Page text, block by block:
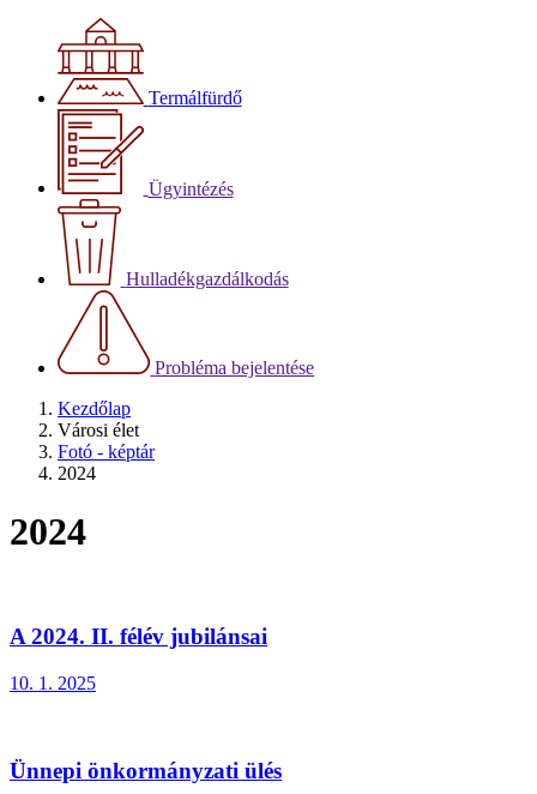
Termálfürdő
Ügyintézés
Hulladékgazdálkodás
Probléma bejelentése
Kezdőlap
Városi élet
Fotó - képtár
2024
2024
A 2024. II. félév jubilánsai
10. 1. 2025
Ünnepi önkormányzati ülés